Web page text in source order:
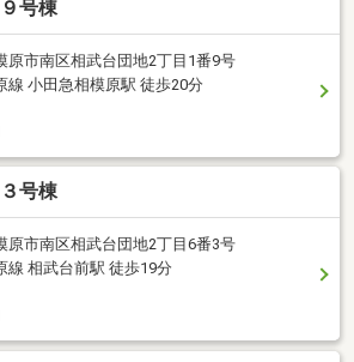
号棟
原市南区相武台団地2丁目1番9号
線 小田急相模原駅 徒歩20分
号棟
原市南区相武台団地2丁目6番3号
線 相武台前駅 徒歩19分